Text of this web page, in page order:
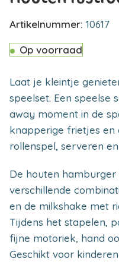
Artikelnummer:10617
Op voorraad
Laat je kleintje
speelset. Een speelse
away moment in de
knapperige frietjes en
rollenspel, serveren
De houten hamburger
verschillende
en de milkshake met
Tijdens het stapelen,
fijne motoriek, hand
Geschikt voor